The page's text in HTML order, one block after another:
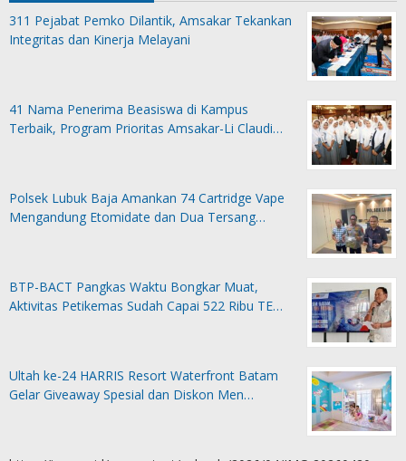
311 Pejabat Pemko Dilantik, Amsakar Tekankan
Integritas dan Kinerja Melayani
41 Nama Penerima Beasiswa di Kampus
Terbaik, Program Prioritas Amsakar-Li Claudi…
Polsek Lubuk Baja Amankan 74 Cartridge Vape
Mengandung Etomidate dan Dua Tersang…
BTP-BACT Pangkas Waktu Bongkar Muat,
Aktivitas Petikemas Sudah Capai 522 Ribu TE…
Ultah ke-24 HARRIS Resort Waterfront Batam
Gelar Giveaway Spesial dan Diskon Men…